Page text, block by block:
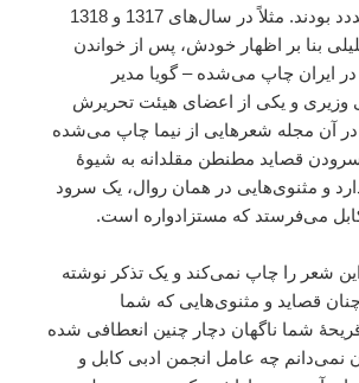
مخالف هرگونه تجددد بودند. مثلاً در سال‌های 1317 و 1318
بنا بر اظهار خودش، پس از خواندن
ایران چاپ می‌شده – گویا مدیر
و یکی از اعضای هیئت تحریرش
آن مجله شعرهایی از نیما چاپ می‌شده
قصاید مطنطن مقلدانه به شیوۀ
و مثنوی‌هایی در همان روال، یک سرود
می‌فرستد که مستزادواره است.
شعر را چاپ نمی‌کند و یک تذکر نوشته
قصاید و مثنوی‌هایی که شما
شما ناگهان دچار چنین انعطافی شده
نمی‌دانم چه عامل انجمن ادبی کابل و